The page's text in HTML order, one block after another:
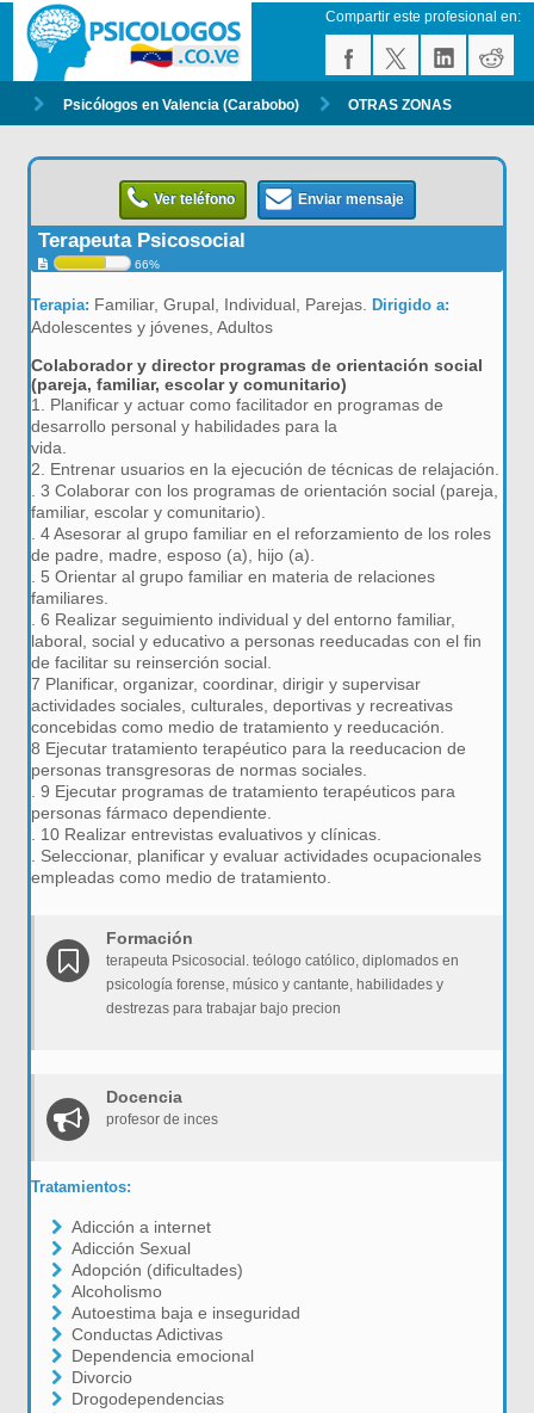
Compartir este profesional en:
Psicólogos en Valencia (Carabobo) OTRAS ZONAS
Ver teléfono Enviar mensaje
Terapeuta Psicosocial
66%
Terapia: Familiar, Grupal, Individual, Parejas.Dirigido a:
Adolescentes y jóvenes, Adultos
Colaborador y director programas de orientación social
(pareja, familiar, escolar y comunitario)
1. Planificar y actuar como facilitador en programas de
desarrollo personal y habilidades para la
vida.
2. Entrenar usuarios en la ejecución de técnicas de relajación.
. 3 Colaborar con los programas de orientación social (pareja,
familiar, escolar y comunitario).
. 4 Asesorar al grupo familiar en el reforzamiento de los roles
de padre, madre, esposo (a), hijo (a).
. 5 Orientar al grupo familiar en materia de relaciones
familiares.
. 6 Realizar seguimiento individual y del entorno familiar,
laboral, social y educativo a personas reeducadas con el fin
de facilitar su reinserción social.
7 Planificar, organizar, coordinar, dirigir y supervisar
actividades sociales, culturales, deportivas y recreativas
concebidas como medio de tratamiento y reeducación.
8 Ejecutar tratamiento terapéutico para la reeducacion de
personas transgresoras de normas sociales.
. 9 Ejecutar programas de tratamiento terapéuticos para
personas fármaco dependiente.
. 10 Realizar entrevistas evaluativos y clínicas.
. Seleccionar, planificar y evaluar actividades ocupacionales
empleadas como medio de tratamiento.
Formación
terapeuta Psicosocial. teólogo católico, diplomados en
psicología forense, músico y cantante, habilidades y
destrezas para trabajar bajo precion
Docencia
profesor de inces
Tratamientos:
Adicción a internet
Adicción Sexual
Adopción (dificultades)
Alcoholismo
Autoestima baja e inseguridad
Conductas Adictivas
Dependencia emocional
Divorcio
Drogodependencias